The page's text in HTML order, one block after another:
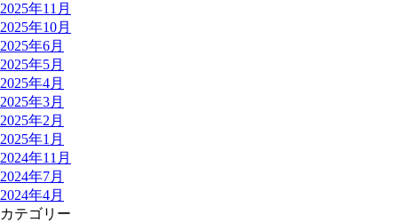
2025年11月
2025年10月
2025年6月
2025年5月
2025年4月
2025年3月
2025年2月
2025年1月
2024年11月
2024年7月
2024年4月
カテゴリー